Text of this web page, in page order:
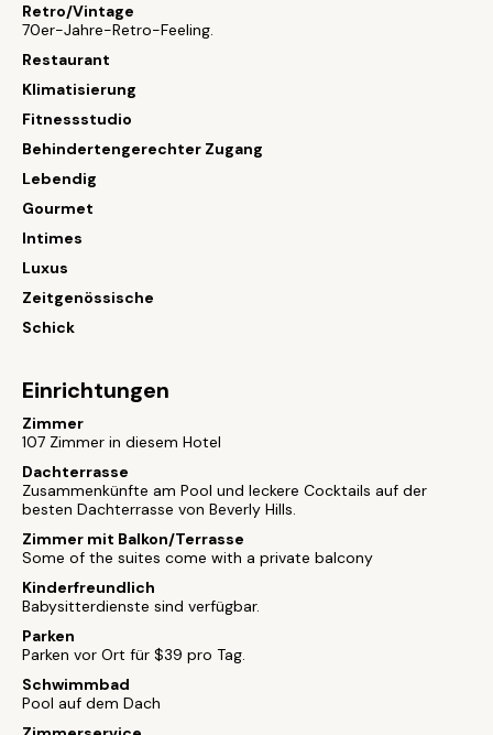
Retro/Vintage
70er-Jahre-Retro-Feeling.
Restaurant
Klimatisierung
Fitnessstudio
Behindertengerechter Zugang
Lebendig
Gourmet
Intimes
Luxus
Zeitgenössische
Schick
Einrichtungen
Zimmer
107 Zimmer in diesem Hotel
Dachterrasse
Zusammenkünfte am Pool und leckere Cocktails auf der
besten Dachterrasse von Beverly Hills.
Zimmer mit Balkon/Terrasse
Some of the suites come with a private balcony
Kinderfreundlich
Babysitterdienste sind verfügbar.
Parken
Parken vor Ort für $39 pro Tag.
Schwimmbad
Pool auf dem Dach